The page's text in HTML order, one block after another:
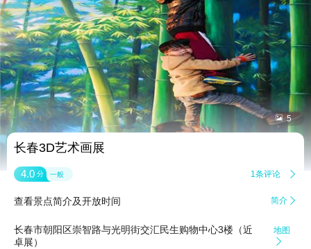
 5
长春3D艺术画展
4.0 分 一般 1条评论 
查看景点简介及开放时间 简介 
长春市朝阳区崇智路与光明街交汇民生购物中心3楼（近
卓展）
地图

